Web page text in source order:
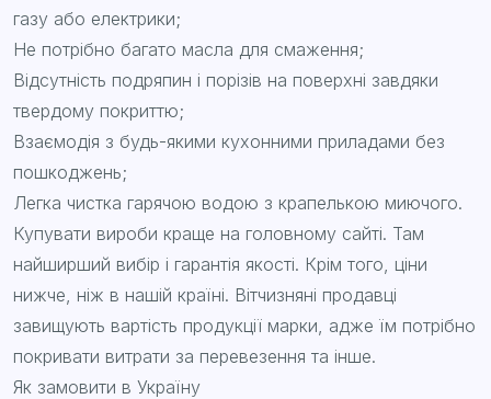
газу або електрики;
Не потрібно багато масла для смаження;
Відсутність подряпин і порізів на поверхні завдяки
твердому покриттю;
Взаємодія з будь-якими кухонними приладами без
пошкоджень;
Легка чистка гарячою водою з крапелькою миючого.
Купувати вироби краще на головному сайті. Там
найширший вибір і гарантія якості. Крім того, ціни
нижче, ніж в нашій країні. Вітчизняні продавці
завищують вартість продукції марки, адже їм потрібно
покривати витрати за перевезення та інше.
Як замовити в Україну